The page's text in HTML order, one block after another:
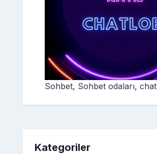
Sohbet, Sohbet odaları, chat
Kategoriler